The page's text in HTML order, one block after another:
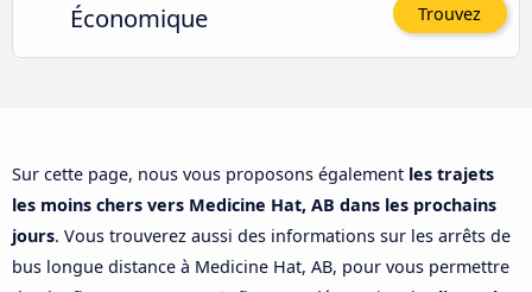
Économique Trouvez
Sur cette page, nous vous proposons également les trajets
les moins chers vers Medicine Hat, AB dans les prochains
jours. Vous trouverez aussi des informations sur les arrêts de
bus longue distance à Medicine Hat, AB, pour vous permettre